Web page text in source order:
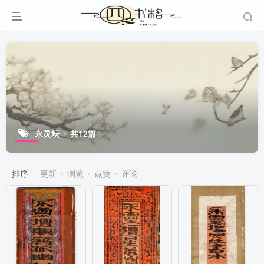
永灵坛 共12篇
排序 更新 浏览 点赞 评论